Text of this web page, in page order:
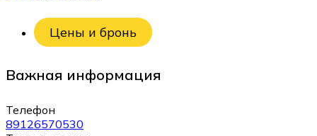
Цены и бронь
Важная информация
Телефон
89126570530